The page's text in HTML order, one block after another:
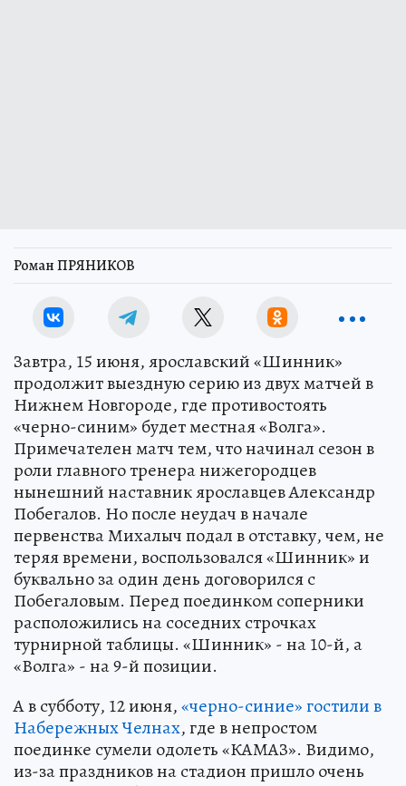
Роман ПРЯНИКОВ
Завтра, 15 июня, ярославский «Шинник»
продолжит выездную серию из двух матчей в
Нижнем Новгороде, где противостоять
«черно-синим» будет местная «Волга».
Примечателен матч тем, что начинал сезон в
роли главного тренера нижегородцев
нынешний наставник ярославцев Александр
Побегалов. Но после неудач в начале
первенства Михалыч подал в отставку, чем, не
теряя времени, воспользовался «Шинник» и
буквально за один день договорился с
Побегаловым. Перед поединком соперники
расположились на соседних строчках
турнирной таблицы. «Шинник» - на 10-й, а
«Волга» - на 9-й позиции.
А в субботу, 12 июня,«черно-синие» гостили в
Набережных Челнах, где в непростом
поединке сумели одолеть «КАМАЗ». Видимо,
из-за праздников на стадион пришло очень